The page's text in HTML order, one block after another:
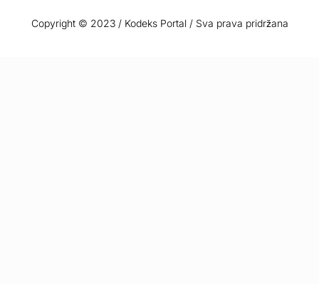
Copyright © 2023 / Kodeks Portal / Sva prava pridržana